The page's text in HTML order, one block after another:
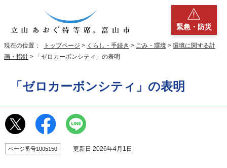
緊急・防災
現在の位置： トップページ > くらし・手続き > ごみ・環境 > 環境に関する計
画・指針 > 「ゼロカーボンシティ」の表明
「ゼロカーボンシティ」の表明
ページ番号1005150 更新日 2026年4月1日